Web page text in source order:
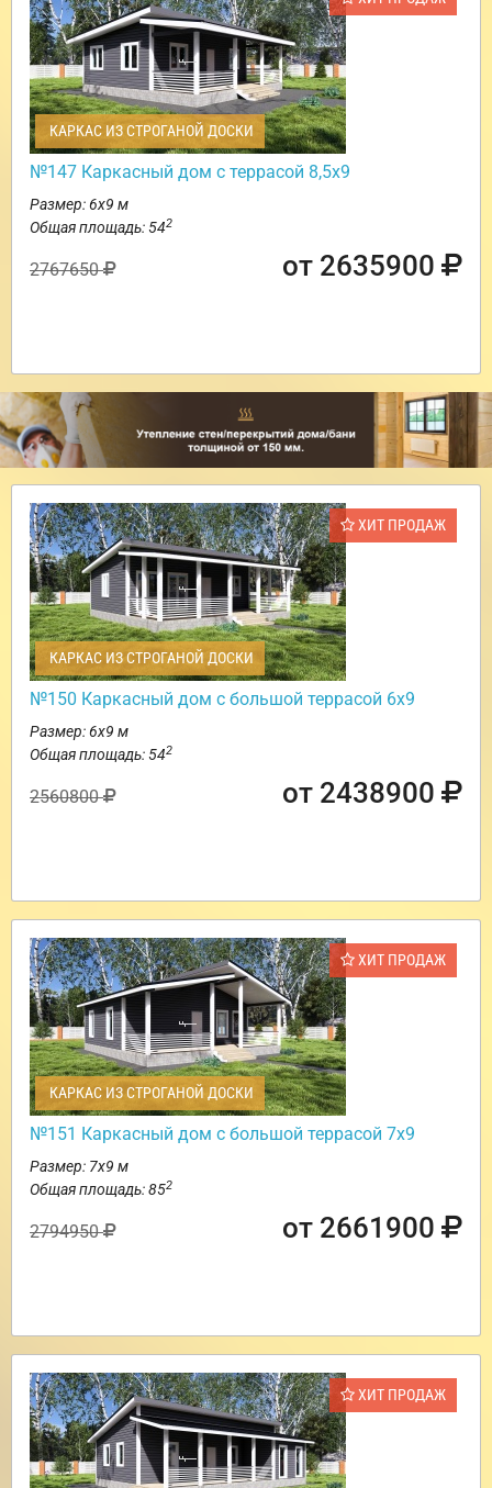
КАРКАС ИЗ СТРОГАНОЙ ДОСКИ
№147 Каркасный дом с террасой 8,5х9
Размер: 6х9 м
Общая площадь: 542
2767650 от 2635900
ХИТ ПРОДАЖ
КАРКАС ИЗ СТРОГАНОЙ ДОСКИ
№150 Каркасный дом с большой террасой 6х9
Размер: 6х9 м
Общая площадь: 542
2560800 от 2438900
ХИТ ПРОДАЖ
КАРКАС ИЗ СТРОГАНОЙ ДОСКИ
№151 Каркасный дом с большой террасой 7х9
Размер: 7х9 м
Общая площадь: 852
2794950 от 2661900
ХИТ ПРОДАЖ